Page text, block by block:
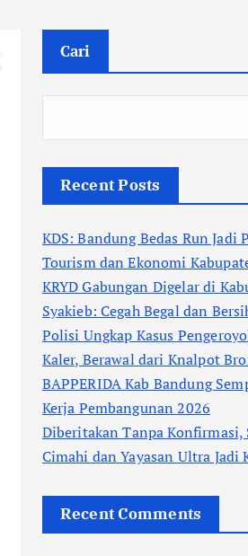
Cari
Recent Posts
KDS: Bandung Bedas Run Jadi
Tourism dan Ekonomi
KRYD Gabungan Digelar di
Syakieb: Cegah Begal dan
Polisi Ungkap Kasus
Kaler, Berawal dari Knalpot
BAPPERIDA Kab Bandung
Kerja Pembangunan 2026
Diberitakan Tanpa Konfirmasi,
Cimahi dan Yayasan Ultra Jadi
Recent Comments